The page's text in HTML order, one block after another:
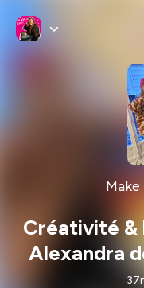
Créativité &
Alexandra